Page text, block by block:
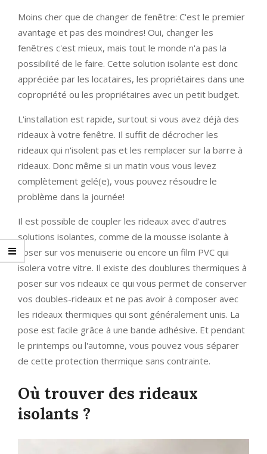
Moins cher que de changer de fenêtre: C'est le premier
avantage et pas des moindres! Oui, changer les
fenêtres c'est mieux, mais tout le monde n'a pas la
possibilité de le faire. Cette solution isolante est donc
appréciée par les locataires, les propriétaires dans une
copropriété ou les propriétaires avec un petit budget.
L'installation est rapide, surtout si vous avez déjà des
rideaux à votre fenêtre. Il suffit de décrocher les
rideaux qui n'isolent pas et les remplacer sur la barre à
rideaux. Donc même si un matin vous vous levez
complètement gelé(e), vous pouvez résoudre le
problème dans la journée!
Il est possible de coupler les rideaux avec d'autres
solutions isolantes, comme de la mousse isolante à
poser sur vos menuiserie ou encore un film PVC qui
isolera votre vitre. Il existe des doublures thermiques à
poser sur vos rideaux ce qui vous permet de conserver
vos doubles-rideaux et ne pas avoir à composer avec
les rideaux thermiques qui sont généralement unis. La
pose est facile grâce à une bande adhésive. Et pendant
le printemps ou l'automne, vous pouvez vous séparer
de cette protection thermique sans contrainte.
Où trouver des rideaux
isolants ?